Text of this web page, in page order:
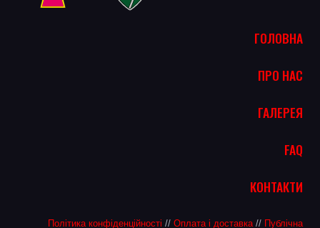
ГОЛОВНА
ПРО НАС
ГАЛЕРЕЯ
FAQ
КОНТАКТИ
Політика конфіденційності // Оплата і доставка// Публічна